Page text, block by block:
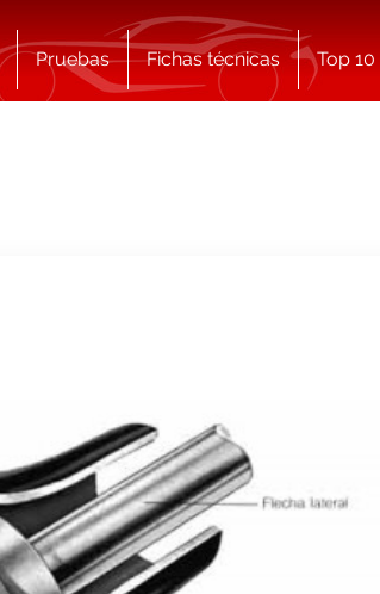
Pruebas Fichas técnicas Top 10